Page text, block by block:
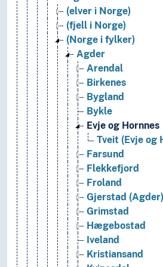
(elver i Norge)
(fjell i Norge)
(Norge i fylker)
Agder
Arendal
Birkenes
Bygland
Bykle
Evje og Hornnes
Tveit (Evje og
Farsund
Flekkefjord
Froland
Gjerstad (Agder)
Grimstad
Hægebostad
Iveland
Kristiansand